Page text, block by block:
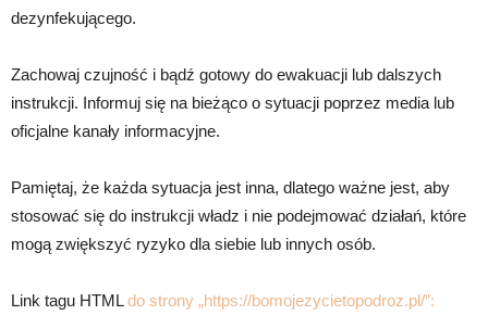
dezynfekującego.
Zachowaj czujność i bądź gotowy do ewakuacji lub dalszych
instrukcji. Informuj się na bieżąco o sytuacji poprzez media lub
oficjalne kanały informacyjne.
Pamiętaj, że każda sytuacja jest inna, dlatego ważne jest, aby
stosować się do instrukcji władz i nie podejmować działań, które
mogą zwiększyć ryzyko dla siebie lub innych osób.
Link tagu HTMLdo strony „https://bomojezycietopodroz.pl/”: